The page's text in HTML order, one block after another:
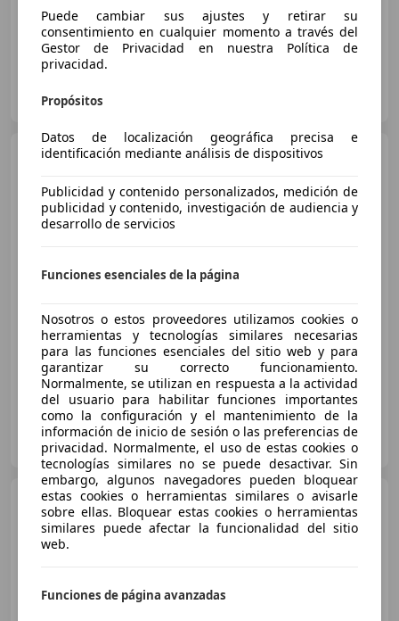
ES-46021 VALENCIA
Audi A3 Sportback 30 g-tron
96 kW (131 CV)
Liquidación en mas de 100 Vehiculos , Aprovéchate
AUTO SPORT MORALEJA
ES-28939 ARROYOMOLINOS
Audi A3 Sportback 1.6TDI CD
Ambiente S-T
Puede cambiar sus ajustes y retirar su
consentimiento en cualquier momento a través del
Gestor de Privacidad en nuestra Política de
privacidad.
Propósitos
Datos de localización geográfica precisa e
identificación mediante análisis de dispositivos
Publicidad y contenido personalizados, medición de
publicidad y contenido, investigación de audiencia y
desarrollo de servicios
Funciones esenciales de la página
Nosotros o estos proveedores utilizamos cookies o
herramientas y tecnologías similares necesarias
para las funciones esenciales del sitio web y para
garantizar su correcto funcionamiento.
Normalmente, se utilizan en respuesta a la actividad
del usuario para habilitar funciones importantes
como la configuración y el mantenimiento de la
información de inicio de sesión o las preferencias de
privacidad. Normalmente, el uso de estas cookies o
tecnologías similares no se puede desactivar. Sin
embargo, algunos navegadores pueden bloquear
estas cookies o herramientas similares o avisarle
sobre ellas. Bloquear estas cookies o herramientas
similares puede afectar la funcionalidad del sitio
web.
Funciones de página avanzadas